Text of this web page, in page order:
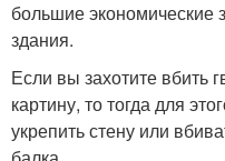
большие экономические
здания.
Если вы захотите вбить
картину, то тогда для
укрепить стену или